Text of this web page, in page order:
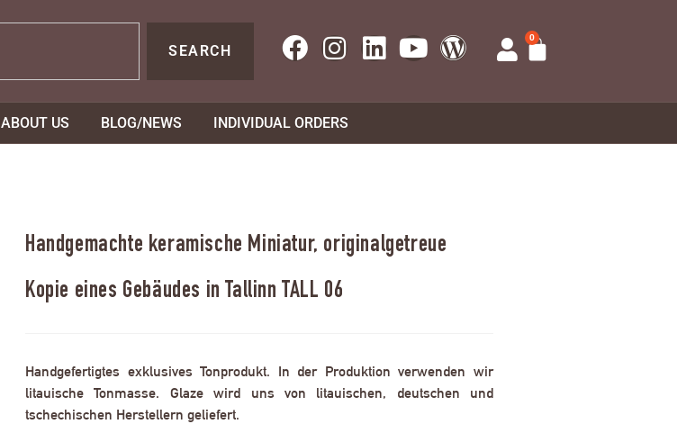
SEARCH
0
ABOUT US BLOG/NEWS INDIVIDUAL ORDERS
Handgemachte keramische Miniatur, originalgetreue
Kopie eines Gebäudes in Tallinn TALL 06
Handgefertigtes exklusives Tonprodukt. In der Produktion verwenden wir
litauische Tonmasse. Glaze wird uns von litauischen, deutschen und
tschechischen Herstellern geliefert.